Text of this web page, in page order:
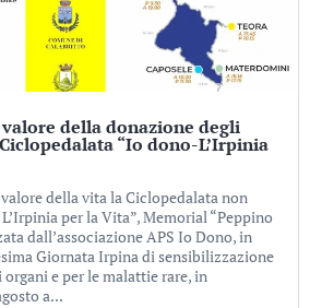
della donazione degli
“Io dono-L’Irpinia
della vita la Ciclopedalata non
per la Vita”, Memorial “Peppino
dall’associazione APS Io Dono, in
Giornata Irpina di sensibilizzazione
e per le malattie rare, in
a...